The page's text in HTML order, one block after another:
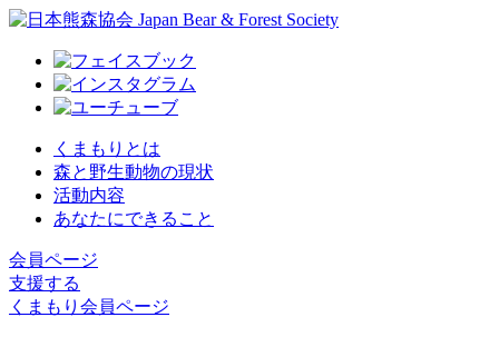
くまもりとは
森と野生動物の現状
活動内容
あなたにできること
会員ページ
支援する
くまもり会員ページ